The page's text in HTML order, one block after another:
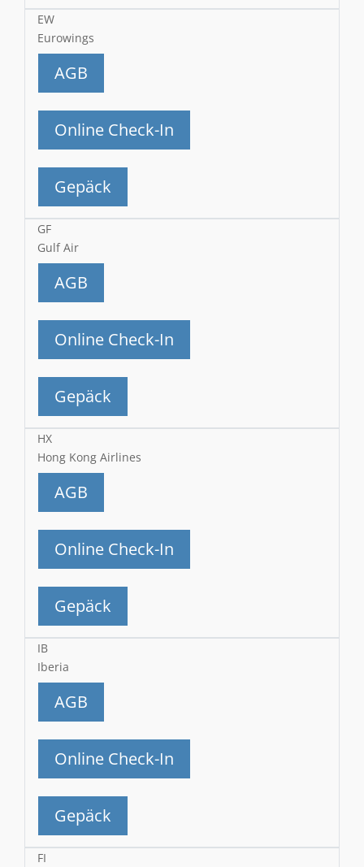
EW
Eurowings
AGB
Online Check-In
Gepäck
GF
Gulf Air
AGB
Online Check-In
Gepäck
HX
Hong Kong Airlines
AGB
Online Check-In
Gepäck
IB
Iberia
AGB
Online Check-In
Gepäck
FI